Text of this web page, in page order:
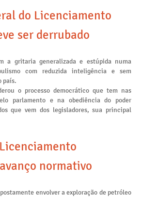
do Licenciamento
ser derrubado
a gritaria generalizada e estúpida numa
com reduzida inteligência e sem
país.
o processo democrático que tem nas
parlamento e na obediência do poder
que vem dos legisladores, sua principal
normativo
envolver a exploração de petróleo